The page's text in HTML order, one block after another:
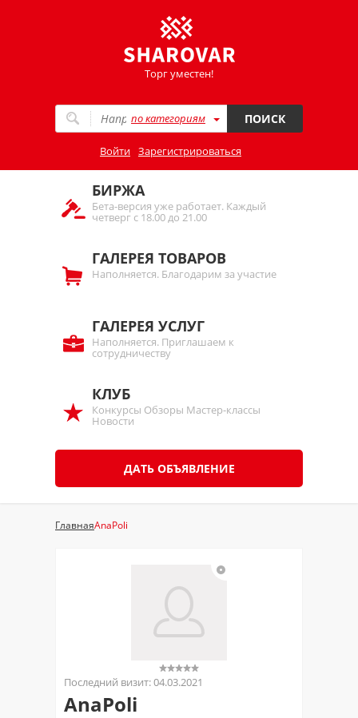
Торг уместен!
по категориям ПОИСК
Войти Зарегистрироваться
БИРЖА
Бета-версия уже работает. Каждый
четверг с 18.00 до 21.00
ГАЛЕРЕЯ ТОВАРОВ
Наполняется. Благодарим за участие
ГАЛЕРЕЯ УСЛУГ
Наполняется. Приглашаем к
сотрудничеству
КЛУБ
Конкурсы Обзоры Мастер-классы
Новости
ДАТЬ ОБЪЯВЛЕНИЕ
ГлавнаяAnaPoli
Последний визит: 04.03.2021
AnaPoli